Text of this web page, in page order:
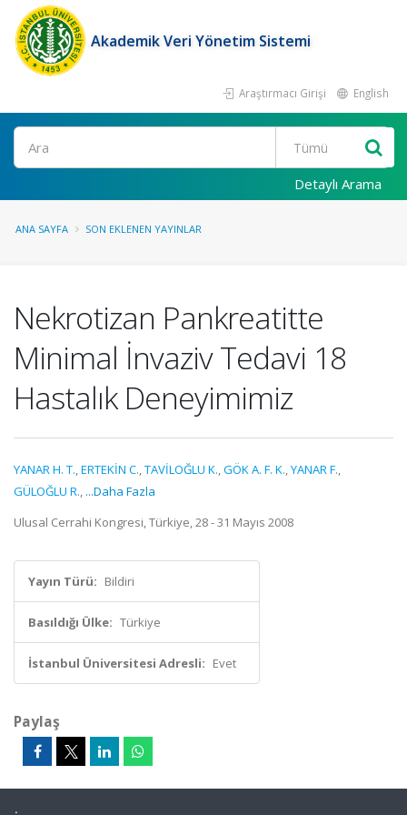
Akademik Veri Yönetim Sistemi
Araştırmacı Girişi English
Ara
Detaylı Arama
ANA SAYFA SON EKLENEN YAYINLAR
Nekrotizan Pankreatitte
Minimal İnvaziv Tedavi 18
Hastalık Deneyimimiz
YANAR H. T.,ERTEKİN C.,TAVİLOĞLU K.,GÖK A. F. K.,YANAR F.,
GÜLOĞLU R., ...Daha Fazla
Ulusal Cerrahi Kongresi, Türkiye, 28 - 31 Mayıs 2008
Yayın Türü: Bildiri
Basıldığı Ülke: Türkiye
İstanbul Üniversitesi Adresli: Evet
Paylaş